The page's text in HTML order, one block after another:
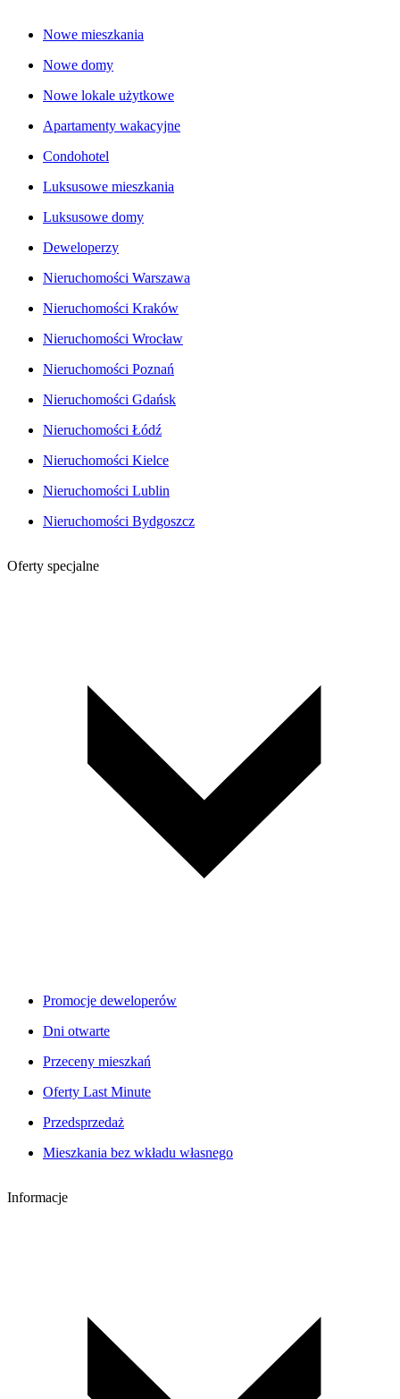
Nowe mieszkania
Nowe domy
Nowe lokale użytkowe
Apartamenty wakacyjne
Condohotel
Luksusowe mieszkania
Luksusowe domy
Deweloperzy
Nieruchomości Warszawa
Nieruchomości Kraków
Nieruchomości Wrocław
Nieruchomości Poznań
Nieruchomości Gdańsk
Nieruchomości Łódź
Nieruchomości Kielce
Nieruchomości Lublin
Nieruchomości Bydgoszcz
Oferty specjalne
Promocje deweloperów
Dni otwarte
Przeceny mieszkań
Oferty Last Minute
Przedsprzedaż
Mieszkania bez wkładu własnego
Informacje